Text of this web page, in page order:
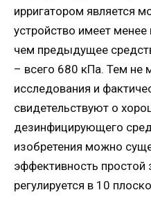
ирригатором является
устройство имеет
чем предыдущее
– всего 680 кПа. Тем не
исследования и
свидетельствуют о
дезинфицирующего
изобретения можно
эффективность
регулируется в 10